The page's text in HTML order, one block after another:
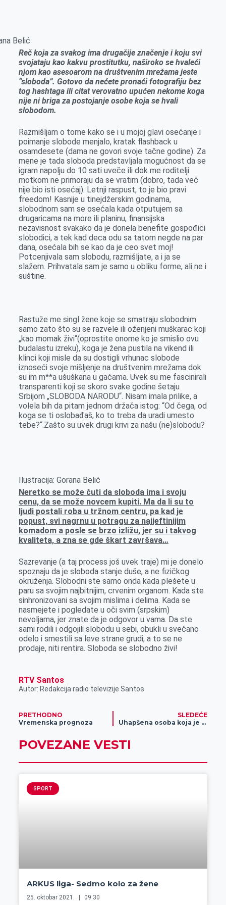
p
p
Belić
Reč koja za svakog ima drugačije značenje i koju svi
svojataju kao kakvu prostitutku, naširoko se hvaleći
njom kao asesoarom na društvenim mrežama jeste
“sloboda”. Gotovo da nećete pronaći fotografiju bez
tog hashtaga ili citat verovatno upućen nekome koga
nije ni briga za postojanje osobe koja se hvali
slobodom.
Razmišljam o tome kako se i u mojoj glavi osećanje i
poimanje slobode menjalo, kratak flashback u
osamdesete (dama ne govori svoje tačne godine). Za
mene je tada sloboda predstavljala mogućnost da se
igram napolju do 10 sati uveče ili dok me roditelji
motkom ne primoraju da se vratim (dobro, tada već
nije bio isti osećaj). Letnji raspust, to je bio pravi
freedom! Kasnije u tinejdžerskim godinama,
slobodnom sam se osećala kada otputujem sa
drugaricama na more ili planinu, finansijska
nezavisnost svakako da je donela benefite gospođici
slobodici, a tek kad deca odu sa tatom negde na par
dana, osećala bih se kao da je ceo svet moj!
Potcenjivala sam slobodu, razmišljate, a i ja se
slažem. Prihvatala sam je samo u obliku forme, ali ne i
suštine.
Rastuže me singl žene koje se smatraju slobodnim
samo zato što su se razvele ili oženjeni muškarac koji
„kao momak živi“(oprostite onome ko je smislio ovu
budalastu izreku), koga je žena pustila na vikend ili
klinci koji misle da su dostigli vrhunac slobode
iznoseći svoje mišljenje na društvenim mrežama dok
su im m**a ušuškana u gaćama. Uvek su me fascinirali
transparenti koji se skoro svake godine šetaju
Srbijom „SLOBODA NARODU“. Nisam imala prilike, a
volela bih da pitam jednom držača istog: “Od čega, od
koga se ti oslobađaš, ko to treba da uradi umesto
tebe?“.Zašto su uvek drugi krivi za našu (ne)slobodu?
Ilustracija: Gorana Belić
Neretko se može čuti da sloboda ima i svoju
cenu, da se može novcem kupiti. Ma da li su to
ljudi postali roba u tržnom centru, pa kad je
popust, svi nagrnu u potragu za najjeftinijim
komadom a posle se brzo izližu, jer su i takvog
kvaliteta, a zna se gde škart završava…
Sazrevanje (a taj process još uvek traje) mi je donelo
spoznaju da je sloboda stanje duše, a ne fizičkog
okruženja. Slobodni ste samo onda kada plešete u
paru sa svojim najbitnijim, crvenim organom. Kada ste
sinhronizovani sa svojim mislima i delima. Kada se
nasmejete i pogledate u oči svim (srpskim)
nevoljama, jer znate da je odgovor u vama. Da ste
sami rodili i odgojili slobodu u sebi, obukli u svečano
odelo i smestili sa leve strane grudi, a to se ne
prodaje, niti rentira. Sloboda se slobodno živi!
RTV Santos
Autor: Redakcija radio televizije Santos
PRETHODNO
Vremenska prognoza
SLEDEĆE
Uhapšena osoba koja je osumnjičena za napad na službeno lice, nakon izvršenja krivičnog dela
POVEZANE VESTI
SPORT
ARKUS liga- Sedmo kolo za žene
25. oktobar 2021. 09:30